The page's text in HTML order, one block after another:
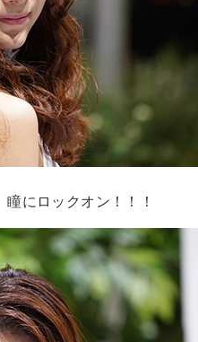
にロックオン！！！